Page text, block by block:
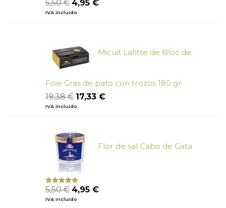
Valorado
con
de 5
5,50€
precio
4,95 €
IVA incluido
Micuit Lafitte de Bloc de
Foie Gras de pato con trozos 180 gr
19,38€ El
precio
19,38 €.
17,33 €El
IVA incluido
Flor de sal Cabo de Gata
Valorado
con
de
5
5,50€ El
precio
4,95 €El
IVA incluido